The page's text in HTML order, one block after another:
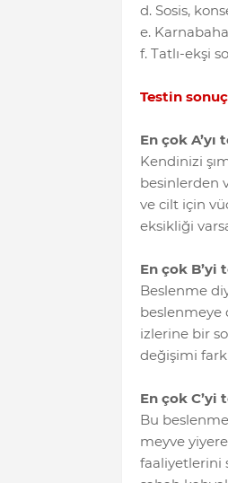
d. Sosis,
e.
f. Tatlı-ekşi
Testin
En çok
Kendinizi
besinlerden
ve cilt için
eksikliği
En çok B’yi
Beslenme
beslenmeye
izlerine bir
değişimi
En çok
Bu
meyve
faaliyetlerini